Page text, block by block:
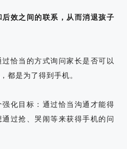
效之间的联系，从而消退孩子
恰当的方式询问家长是否可以
都是为了得到手机。
化目标：通过恰当沟通才能得
过抢、哭闹等来获得手机的问